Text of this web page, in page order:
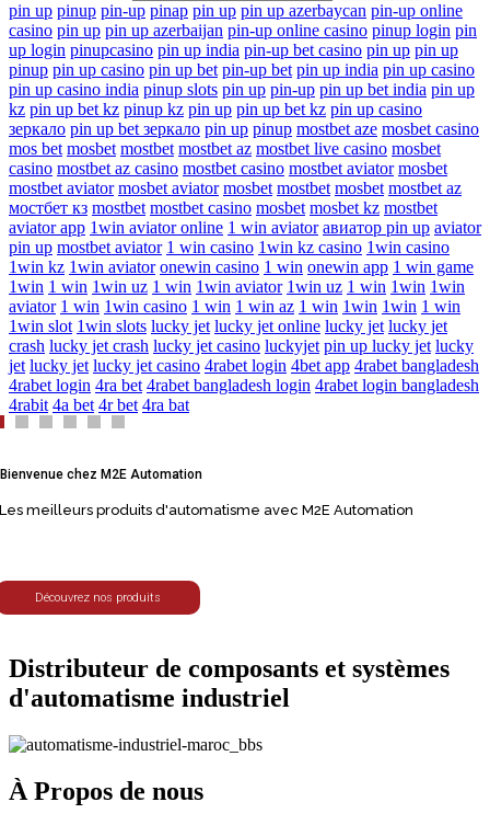
pin up pinup pin-up pinap pin up pin up azerbaycan pin-up online
casino pin up pin up azerbaijan pin-up online casino pinup login pin
up login pinupcasino pin up india pin-up bet casino pin up pin up
pinup pin up casino pin up bet pin-up bet pin up india pin up casino
pin up casino india pinup slots pin up pin-up pin up bet india pin up
kz pin up bet kz pinup kz pin up pin up bet kz pin up casino
зеркало pin up bet зеркало pin up pinup mostbet aze mosbet casino
mos bet mosbet mostbet mostbet az mostbet live casino mosbet
casino mostbet az casino mostbet casino mostbet aviator mosbet
mostbet aviator mosbet aviator mosbet mostbet mosbet mostbet az
мостбет кз mostbet mostbet casino mosbet mosbet kz mostbet
aviator app 1win aviator online 1 win aviator авиатор pin up aviator
pin up mostbet aviator 1 win casino 1win kz casino 1win casino
1win kz 1win aviator onewin casino 1 win onewin app 1 win game
1win 1 win 1win uz 1 win 1win aviator 1win uz 1 win 1win 1win
aviator 1 win 1win casino 1 win 1 win az 1 win 1win 1win 1 win
1win slot 1win slots lucky jet lucky jet online lucky jet lucky jet
crash lucky jet crash lucky jet casino luckyjet pin up lucky jet lucky
jet lucky jet lucky jet casino 4rabet login 4bet app 4rabet bangladesh
4rabet login 4ra bet 4rabet bangladesh login 4rabet login bangladesh
4rabit 4a bet 4r bet 4ra bat
Les meilleurs produits d'automatisme avec M2E Automation
Bienvenue chez M2E Automation
Découvrez nos produits
Câblage électrique
Automatisme
PaimentSécurisée
Meilleures Marques
Distributeur de composants et systèmes
d'automatisme industriel
À Propos de nous